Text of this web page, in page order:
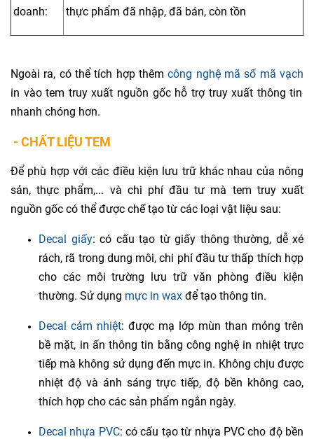
doanh:
thực phẩm đã nhập, đã bán, còn tồn
Ngoài ra, có thể tích hợp thêmcông nghệ mã số mã vạch
in vào tem truy xuất nguồn gốc hỗ trợ truy xuất thông tin
nhanh chóng hơn.
- CHẤT LIỆU TEM
Để phù hợp với các điều kiện lưu trữ khác nhau của nông
sản, thực phẩm,... và chi phí đầu tư mà tem truy xuất
nguồn gốc có thể được chế tạo từ các loại vật liệu sau:
Decal giấy: có cấu tạo từ giấy thông thường, dễ xé
rách, rã trong dung môi, chi phí đầu tư thấp thích hợp
cho các môi trường lưu trữ văn phòng điều kiện
thường. Sử dụng mực in wax để tạo thông tin.
Decal cảm nhiệt: được mạ lớp mùn than mỏng trên
bề mặt, in ấn thông tin bằng công nghệ in nhiệt trực
tiếp mà không sử dụng đến mực in. Không chịu được
nhiệt độ và ánh sáng trực tiếp, độ bền không cao,
thích hợp cho các sản phẩm ngắn ngày.
Decal nhựa PVC: có cấu tạo từ nhựa PVC cho độ bền